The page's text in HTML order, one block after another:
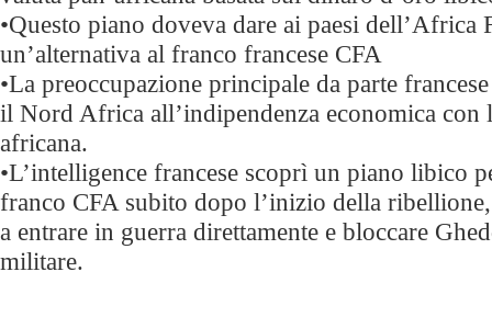
•Questo piano doveva dare ai paesi dell’Africa
un’alternativa al franco francese CFA
•La preoccupazione principale da parte
il Nord Africa all’indipendenza economica con
africana.
•L’intelligence francese scoprì un piano libico
franco CFA subito dopo l’inizio della
a entrare in guerra direttamente e bloccare
militare.